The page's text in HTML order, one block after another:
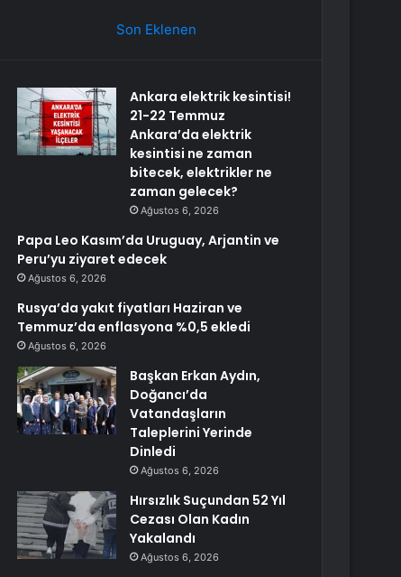
Son Eklenen
Ankara elektrik kesintisi!
21-22 Temmuz
Ankara’da elektrik
kesintisi ne zaman
bitecek, elektrikler ne
zaman gelecek?
Ağustos 6, 2026
Papa Leo Kasım’da Uruguay, Arjantin ve
Peru’yu ziyaret edecek
Ağustos 6, 2026
Rusya’da yakıt fiyatları Haziran ve
Temmuz’da enflasyona %0,5 ekledi
Ağustos 6, 2026
Başkan Erkan Aydın,
Doğancı’da
Vatandaşların
Taleplerini Yerinde
Dinledi
Ağustos 6, 2026
Hırsızlık Suçundan 52 Yıl
Cezası Olan Kadın
Yakalandı
Ağustos 6, 2026